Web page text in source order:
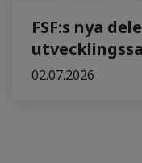
FSF:s nya
02.07.2026